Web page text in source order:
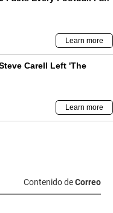
Contenido deCorreo